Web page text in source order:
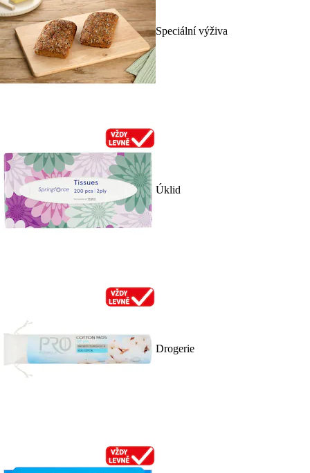
Speciální výživa
Úklid
Drogerie